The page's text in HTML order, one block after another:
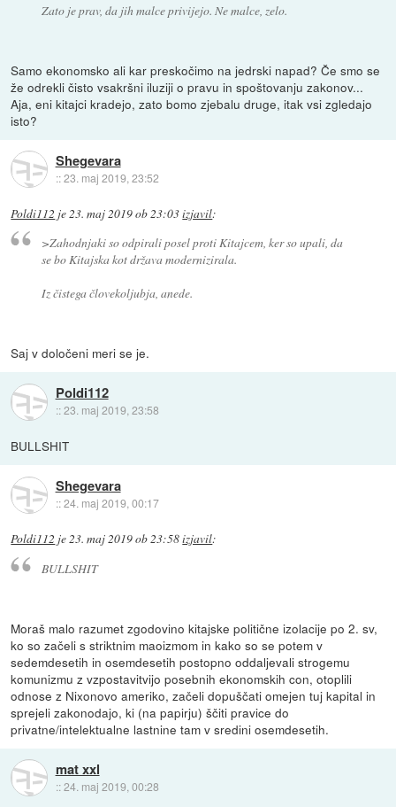
Zato je prav, da jih malce privijejo. Ne malce, zelo.
Samo ekonomsko ali kar preskočimo na jedrski napad? Če smo se
že odrekli čisto vsakršni iluziji o pravu in spoštovanju zakonov...
Aja, eni kitajci kradejo, zato bomo zjebalu druge, itak vsi zgledajo
isto?
Shegevara
::23. maj 2019, 23:52
Poldi112 je 23. maj 2019 ob 23:03izjavil:
>Zahodnjaki so odpirali posel proti Kitajcem, ker so upali, da
se bo Kitajska kot država modernizirala.
Iz čistega človekoljubja, anede.
Saj v določeni meri se je.
Poldi112
::23. maj 2019, 23:58
BULLSHIT
Shegevara
::24. maj 2019, 00:17
Poldi112 je23. maj 2019 ob 23:58izjavil:
BULLSHIT
Moraš malo razumet zgodovino kitajske politične izolacije po 2. sv,
ko so začeli s striktnim maoizmom in kako so se potem v
sedemdesetih in osemdesetih postopno oddaljevali strogemu
komunizmu z vzpostavitvijo posebnih ekonomskih con, otoplili
odnose z Nixonovo ameriko, začeli dopuščati omejen tuj kapital in
sprejeli zakonodajo, ki (na papirju) ščiti pravice do
privatne/intelektualne lastnine tam v sredini osemdesetih.
mat xxl
::24. maj 2019, 00:28